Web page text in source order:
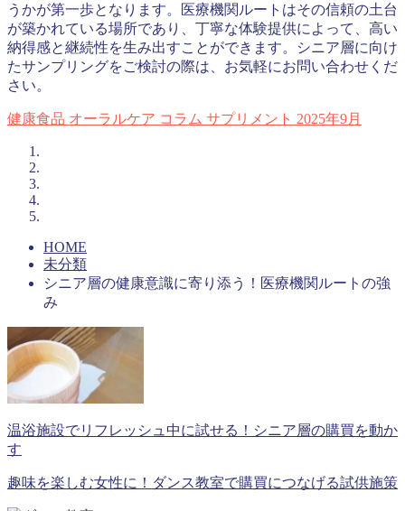
うかが第一歩となります。医療機関ルートはその信頼の土台
が築かれている場所であり、丁寧な体験提供によって、高い
納得感と継続性を生み出すことができます。シニア層に向け
たサンプリングをご検討の際は、お気軽にお問い合わせくだ
さい。
健康食品 オーラルケア コラム サプリメント 2025年9月
HOME
未分類
シニア層の健康意識に寄り添う！医療機関ルートの強
み
温浴施設でリフレッシュ中に試せる！シニア層の購買を動か
す
趣味を楽しむ女性に！ダンス教室で購買につなげる試供施策